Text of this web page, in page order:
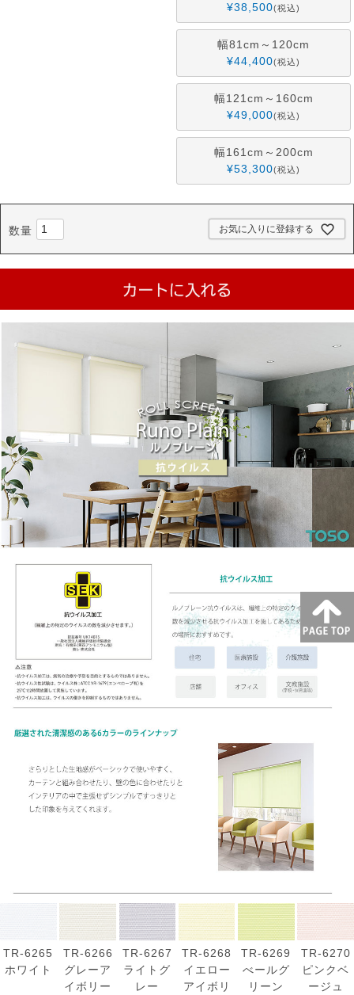
¥38,500 税込
幅81cm～120cm
¥44,400 税込
幅121cm～160cm
¥49,000 税込
幅161cm～200cm
¥53,300 税込
お気に入りに登録する
TR-6265
ホワイト
TR-6266
グレーア
イボリー
TR-6267
ライトグ
レー
TR-6268
イエロー
アイボリ
TR-6269
べールグ
リーン
TR-6270
ピンクベ
ージュ